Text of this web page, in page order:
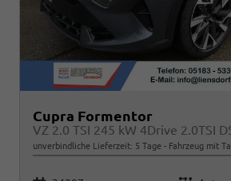
Cupra Formentor
VZ 2.0 TSI 245 kW 4Drive 2.0TSI
unverbindliche Lieferzeit: 5 Tage Fahrzeug mit